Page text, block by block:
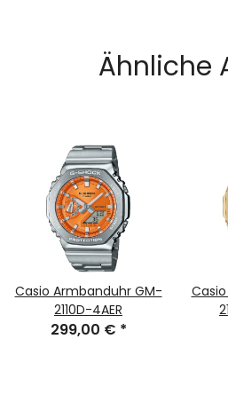
Ähnliche
Casio Armbanduhr GM-
2110D-4AER
299,00 € *